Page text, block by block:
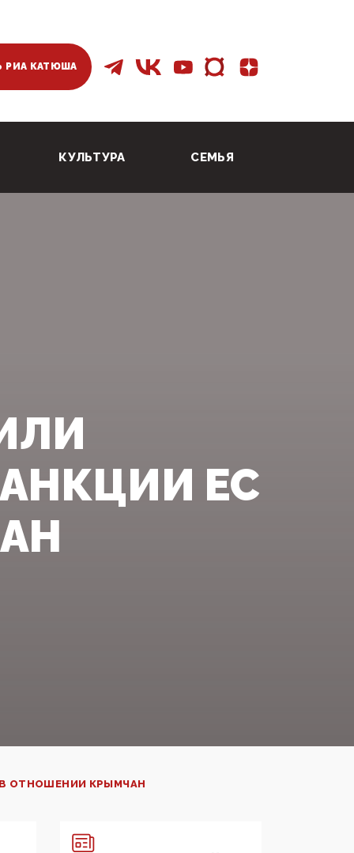
РИА КАТЮША
КУЛЬТУРА СЕМЬЯ
ЕС
ОТНОШЕНИИ КРЫМЧАН